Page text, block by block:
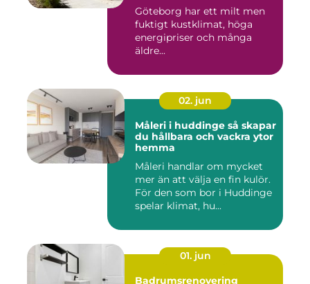
Göteborg har ett milt men
fuktigt kustklimat, höga
energipriser och många
äldre...
02. jun
Måleri i huddinge så skapar
du hållbara och vackra ytor
hemma
Måleri handlar om mycket
mer än att välja en fin kulör.
För den som bor i Huddinge
spelar klimat, hu...
01. jun
Badrumsrenovering